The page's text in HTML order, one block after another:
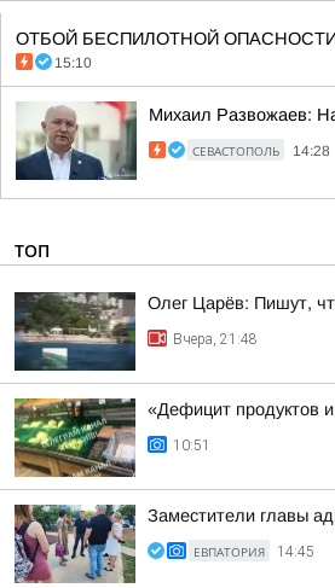
ОТБОЙ БЕСПИЛОТНОЙ ОПАСНОСТИ в
15:10
Михаил Развожаев:
СЕВАСТОПОЛЬ 14:28
ТОП
Олег Царёв: Пишут,
Вчера, 21:48
«Дефицит продуктов
10:51
Заместители главы
ЕВПАТОРИЯ 14:45